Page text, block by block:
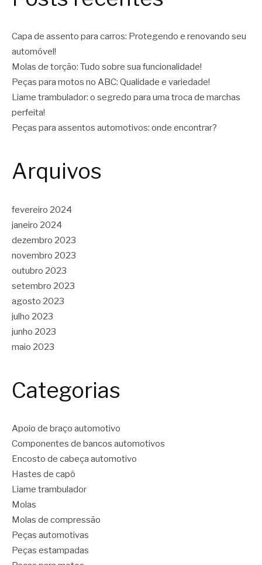
Capa de assento para carros: Protegendo e renovando seu
automóvel!
Molas de torção: Tudo sobre sua funcionalidade!
Peças para motos no ABC: Qualidade e variedade!
Liame trambulador: o segredo para uma troca de marchas
perfeita!
Peças para assentos automotivos: onde encontrar?
Arquivos
fevereiro 2024
janeiro 2024
dezembro 2023
novembro 2023
outubro 2023
setembro 2023
agosto 2023
julho 2023
junho 2023
maio 2023
Categorias
Apoio de braço automotivo
Componentes de bancos automotivos
Encosto de cabeça automotivo
Hastes de capô
Liame trambulador
Molas
Molas de compressão
Peças automotivas
Peças estampadas